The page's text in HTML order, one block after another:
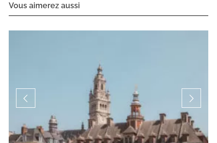
Vous aimerez aussi